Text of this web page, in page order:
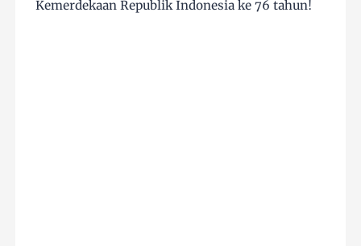
Kemerdekaan Republik Indonesia ke 76 tahun!